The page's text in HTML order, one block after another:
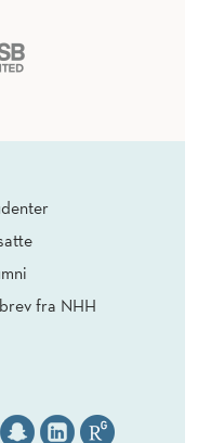
fra NHH